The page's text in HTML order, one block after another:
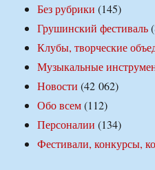
Без рубрики (145)
Грушинский фестиваль
Клубы, творческие
Музыкальные
Новости (42 062)
Обо всем(112)
Персоналии (134)
Фестивали, конкурсы,